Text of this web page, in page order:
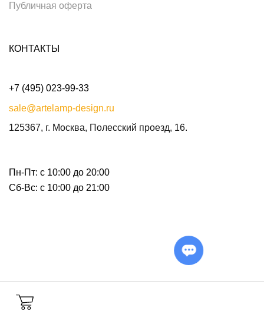
Публичная оферта
КОНТАКТЫ
+7 (495) 023-99-33
sale@artelamp-design.ru
125367, г. Москва, Полесский проезд, 16.
Пн-Пт: с 10:00 до 20:00
Сб-Вс: с 10:00 до 21:00